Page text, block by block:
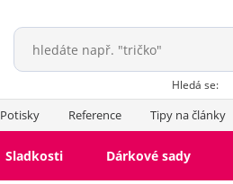
Hledá se:
Potisky Reference Tipy na články
Sladkosti Dárkové sady